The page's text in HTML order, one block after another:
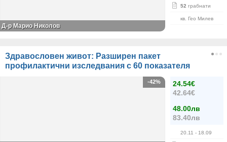
52 грабнати
кв. Гео Милев
Д-р Марио Николов
Здравословен живот: Разширен пакет
профилактични изследвания с 60 показателя
24.54€
42.64€
48.00лв
83.40лв
20.11 - 18.09
-42%